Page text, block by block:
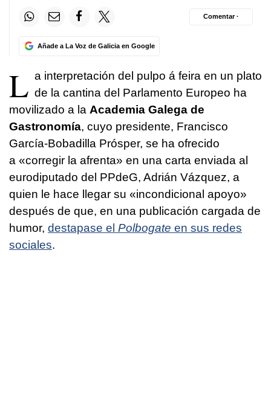
Añade a La Voz de Galicia en Google
Comentar ·
L a interpretación del pulpo á feira en un plato
de la cantina del Parlamento Europeo ha
movilizado a la Academia Galega de
Gastronomía, cuyo presidente, Francisco
García-Bobadilla Prósper, se ha ofrecido
a «corregir la afrenta» en una carta enviada al
eurodiputado del PPdeG, Adrián Vázquez, a
quien le hace llegar su «incondicional apoyo»
después de que, en una publicación cargada de
humor, destapase el Polbogate en sus redes
sociales.